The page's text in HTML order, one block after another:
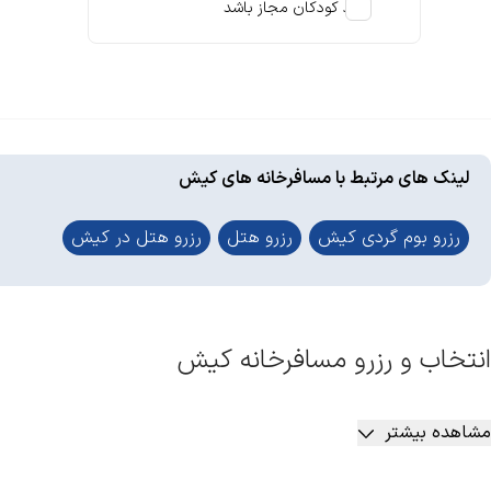
استخر سرپوشیده
رفاهی
نهار
شام
میز غذاخوری
ورود کودکان مجاز باشد
لینک های مرتبط با مسافرخانه های کیش
رزرو بوم گردی کیش رزرو هتل رزرو هتل در کیش
انتخاب و رزرو مسافرخانه کیش
رزرو مسافرخانه کیش
می‌تواند یک اقامت مطلوب و مناسب را برای شما رقم بزند. جزیره
مشاهده بیشتر